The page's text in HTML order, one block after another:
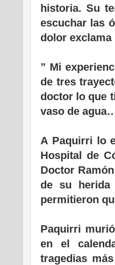
historia. Su
escuchar las
dolor exclama
” Mi
de tres
doctor lo que
vaso de
A Paquirri lo
Hospital de
Doctor
de su herida
permitieron
Paquirri
en el
tragedias